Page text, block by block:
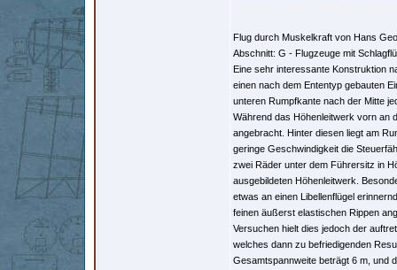
Flug durch Muskelkraft von Hans
Abschnitt: G - Flugzeuge mit
Eine sehr interessante Konstruktion
einen nach dem Ententyp gebauten
unteren Rumpfkante nach der Mitte
Während das Höhenleitwerk vorn an
angebracht. Hinter diesen liegt am
geringe Geschwindigkeit die
zwei Räder unter dem Führersitz in
ausgebildeten Höhenleitwerk.
etwas an einen Libellenflügel
feinen äußerst elastischen Rippen
Versuchen hielt dies jedoch der
welches dann zu befriedigenden
Gesamtspannweite beträgt 6 m, und